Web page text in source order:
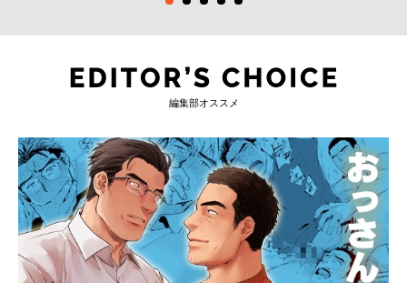
編集部オススメ